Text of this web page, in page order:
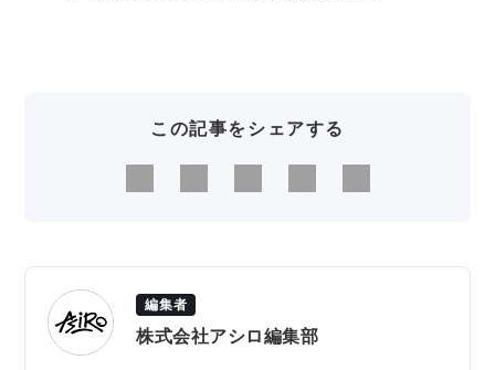
この記事をシェアする
編集者
株式会社アシロ編集部